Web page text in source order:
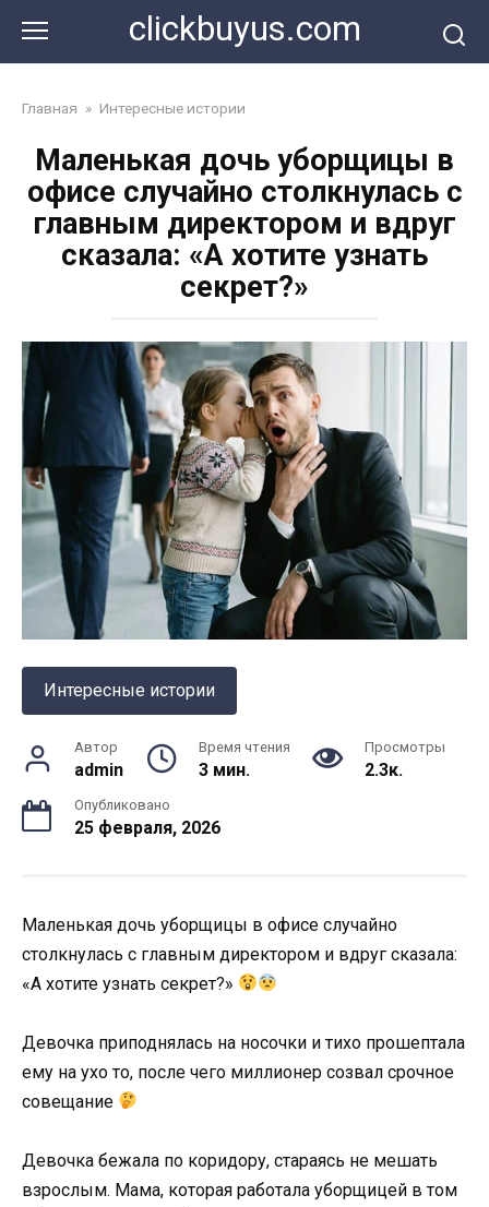
контенту
clickbuyus.com
Главная » Интересные истории
Маленькая дочь уборщицы в
офисе случайно столкнулась с
главным директором и вдруг
сказала: «А хотите узнать
секрет?»
Интересные истории
Автор
admin
Время чтения
3 мин.
Просмотры
2.3к.
Опубликовано
25 февраля, 2026
Маленькая дочь уборщицы в офисе случайно
столкнулась с главным директором и вдруг сказала:
«А хотите узнать секрет?»
Девочка приподнялась на носочки и тихо прошептала
ему на ухо то, после чего миллионер созвал срочное
совещание
Девочка бежала по коридору, стараясь не мешать
взрослым. Мама, которая работала уборщицей в том